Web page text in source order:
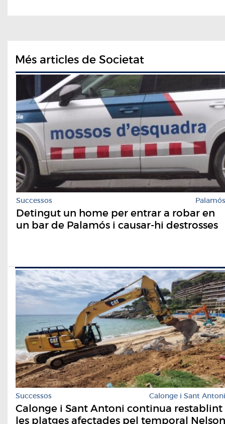
Més articles de Societat
Successos Palamós
Detingut un home per entrar a robar en
un bar de Palamós i causar-hi destrosses
Successos Calonge i Sant Antoni
Calonge i Sant Antoni continua restablint
les platges afectades pel temporal Nelson